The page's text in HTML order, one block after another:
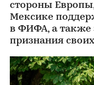
стороны
Мексике
в ФИФА, а также
признания